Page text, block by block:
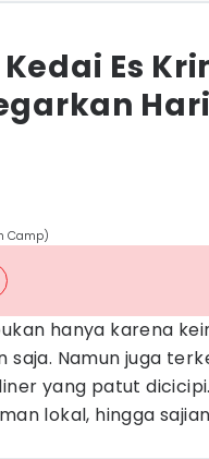
Es
Camp)
hanya karena
Namun juga
yang patut
lokal, hingga